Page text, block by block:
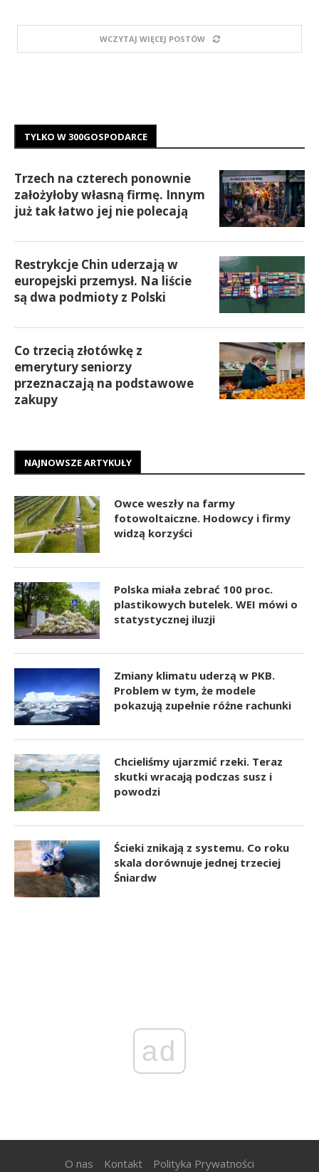
WCZYTAJ WIĘCEJ POSTÓW
TYLKO W 300GOSPODARCE
Trzech na czterech ponownie
założyłoby własną firmę. Innym
już tak łatwo jej nie polecają
Restrykcje Chin uderzają w
europejski przemysł. Na liście
są dwa podmioty z Polski
Co trzecią złotówkę z
emerytury seniorzy
przeznaczają na podstawowe
zakupy
NAJNOWSZE ARTYKUŁY
Owce weszły na farmy
fotowoltaiczne. Hodowcy i firmy
widzą korzyści
Polska miała zebrać 100 proc.
plastikowych butelek. WEI mówi o
statystycznej iluzji
Zmiany klimatu uderzą w PKB.
Problem w tym, że modele
pokazują zupełnie różne rachunki
Chcieliśmy ujarzmić rzeki. Teraz
skutki wracają podczas susz i
powodzi
Ścieki znikają z systemu. Co roku
skala dorównuje jednej trzeciej
Śniardw
ad
O nas Kontakt Polityka Prywatności